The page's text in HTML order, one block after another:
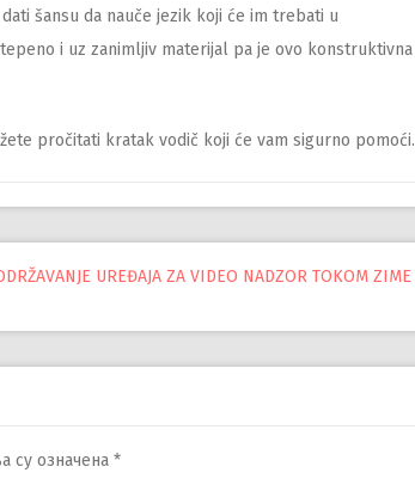
šansu da nauče jezik koji će im trebati u
i uz zanimljiv materijal pa je ovo konstruktivna
pročitati kratak vodič koji će vam sigurno pomoći.
UREĐAJA ZA VIDEO NADZOR TOKOM ZIME
су означена *